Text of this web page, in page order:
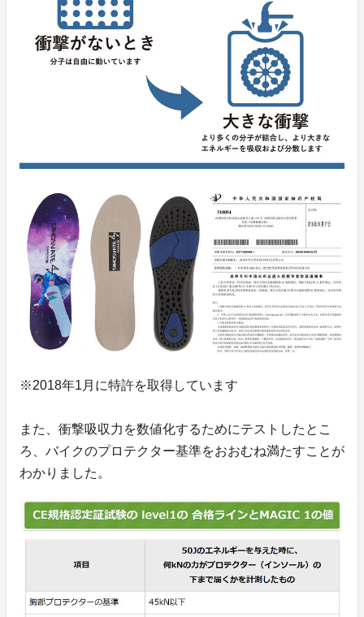
※2018年1月に特許を取得しています
また、衝撃吸収力を数値化するためにテストしたとこ
ろ、バイクのプロテクター基準をおおむね満たすことが
わかりました。